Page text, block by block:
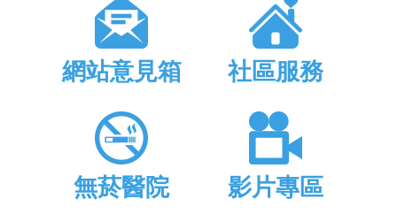
網站意見箱 社區服務
無菸醫院 影片專區